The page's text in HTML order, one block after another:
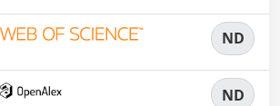
ND
ND